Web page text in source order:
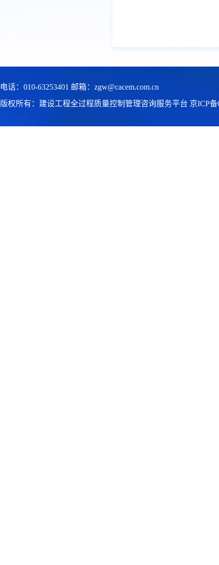
电话：010-63253401 邮箱：zgw@cacem.com.cn
版权所有：建设工程全过程质量控制管理咨询服务平台 京ICP备